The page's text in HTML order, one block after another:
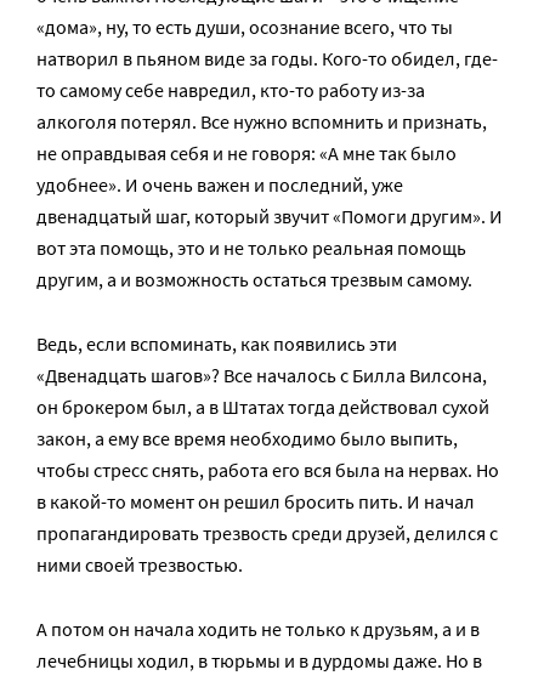
«дома», ну, то есть души, осознание всего, что ты
натворил в пьяном виде за годы. Кого-то обидел, где-
то самому себе навредил, кто-то работу из-за
алкоголя потерял. Все нужно вспомнить и признать,
не оправдывая себя и не говоря: «А мне так было
удобнее». И очень важен и последний, уже
двенадцатый шаг, который звучит «Помоги другим». И
вот эта помощь, это и не только реальная помощь
другим, а и возможность остаться трезвым самому.
Ведь, если вспоминать, как появились эти
«Двенадцать шагов»? Все началось с Билла Вилсона,
он брокером был, а в Штатах тогда действовал сухой
закон, а ему все время необходимо было выпить,
чтобы стресс снять, работа его вся была на нервах. Но
в какой-то момент он решил бросить пить. И начал
пропагандировать трезвость среди друзей, делился с
ними своей трезвостью.
А потом он начала ходить не только к друзьям, а и в
лечебницы ходил, в тюрьмы и в дурдомы даже. Но в